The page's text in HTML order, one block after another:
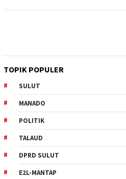
TOPIK POPULER
SULUT
MANADO
POLITIK
TALAUD
DPRD SULUT
E2L-MANTAP